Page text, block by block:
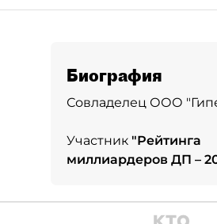
Биография
Совладелец ООО
Участник "Рейтинга
миллиардеров ДП –